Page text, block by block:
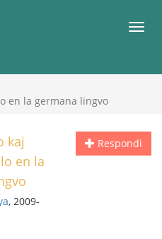
en la germana lingvo
Respondi
kaj
en la
, 2009-